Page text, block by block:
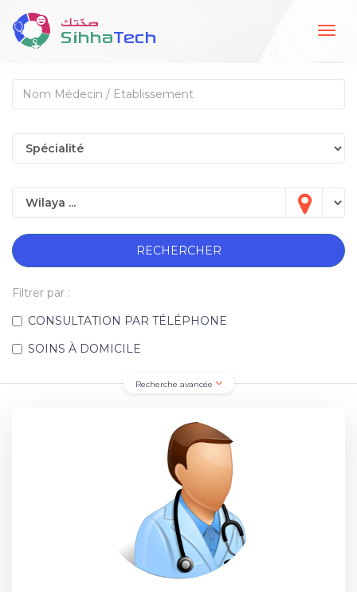
RECHERCHER
Filtrer par :
CONSULTATION PAR TÉLÉPHONE
SOINS À DOMICILE
Recherche avancée